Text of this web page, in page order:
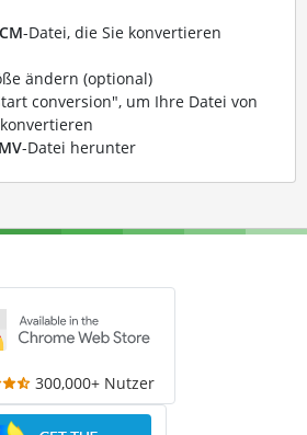
-Datei, die Sie konvertieren
ändern (optional)
conversion", um Ihre Datei von
-Datei herunter
300,000+ Nutzer